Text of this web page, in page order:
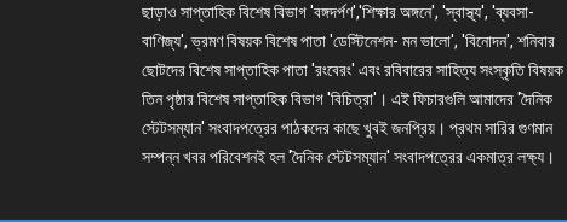
ছাড়াও সাপ্তাহিক বিশেষ বিভাগ 'বঙ্গদর্পণ','শিক্ষার অঙ্গনে', 'স্বাস্থ্য', 'ব্যবসা-
বাণিজ্য', ভ্রমণ বিষয়ক বিশেষ পাতা 'ডেস্টিনেশন- মন ভালো', 'বিনোদন', শনিবার
ছোটদের বিশেষ সাপ্তাহিক পাতা 'রংবেরং' এবং রবিবারের সাহিত্য সংস্কৃতি বিষয়ক
তিন পৃষ্ঠার বিশেষ সাপ্তাহিক বিভাগ 'বিচিত্রা'। এই ফিচারগুলি আমাদের 'দৈনিক
স্টেটসম্যান' সংবাদপত্রের পাঠকদের কাছে খুবই জনপ্রিয়। প্রথম সারির গুণমান
সম্পন্ন খবর পরিবেশনই হল 'দৈনিক স্টেটসম্যান' সংবাদপত্রের একমাত্র লক্ষ্য।